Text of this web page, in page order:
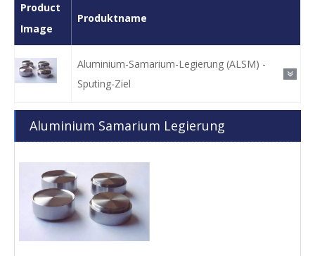
Product
Image
Produktname
Aluminium-Samarium-Legierung (ALSM) -
Sputing-Ziel
Aluminium Samarium Legierung